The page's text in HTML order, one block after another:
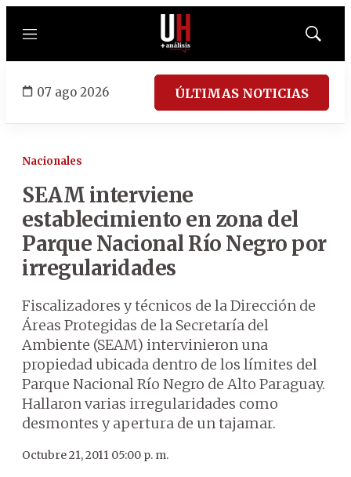
Menú
Mostrar
07 ago 2026 ÚLTIMAS NOTICIAS
Nacionales
SEAM interviene
establecimiento en zona del
Parque Nacional Río Negro por
irregularidades
Fiscalizadores y técnicos de la Dirección de
Áreas Protegidas de la Secretaría del
Ambiente (SEAM) intervinieron una
propiedad ubicada dentro de los límites del
Parque Nacional Río Negro de Alto Paraguay.
Hallaron varias irregularidades como
desmontes y apertura de un tajamar.
Octubre 21, 2011 05:00 p. m.